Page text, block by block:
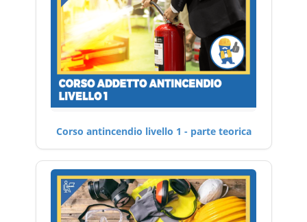
Corso antincendio livello 1 - parte teorica